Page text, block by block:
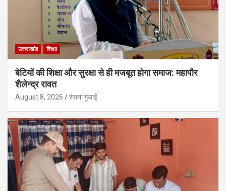
उत्तराखंड शिक्षा
बेटियों की शिक्षा और सुरक्षा से ही मजबूत होगा समाज: महापौर
शैलेन्द्र रावत
August 8, 2026 रंजना गुसाई